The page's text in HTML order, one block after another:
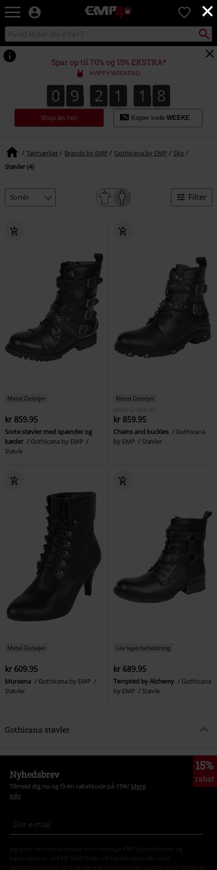
×
EMP
Musik,
TV
gaming
merch
-
alternativ
mode
0
Søg
sortiment
Søg
Spar op til 70% og 15% EKSTRA*
HAPPY WEEKEND
0
0 9
9 2
2 1
1 1
2
1 7
8
7
9
8
Shop løs her! Kopier kode WEEKEND
Tøjmærker Brands by EMP Gothicana by EMP
Sko
Støvler (4)
Filter
Metal Detaljer
kr 859.95
Sorte støvler med spænder og
kæder
Gothicana by EMP
Støvle
Metal Detaljer
MSRP
kr 899.95
kr 859.95
Chains and buckles
Gothicana
by EMP
Støvler
Metal Detaljer
kr 609.95
Muraena
Gothicana by EMP
Støvler
Lav lagerbeholdning
kr 689.95
Tempted by Alchemy
Gothicana
by EMP
Støvle
Gothicana støvler
15%
rabat
Nyhedsbrev
Tilmeld dig nu og få en rabatkode på 15%! Mere
info
Jeg giver hermed samtykke til at modtage EMP Nyhedsbrevet og
jegaccepterer, at EMP Mail Order UK Ltd må behandle mine
personoplysninger til at sende mig regelmæssige opdateringer om deres